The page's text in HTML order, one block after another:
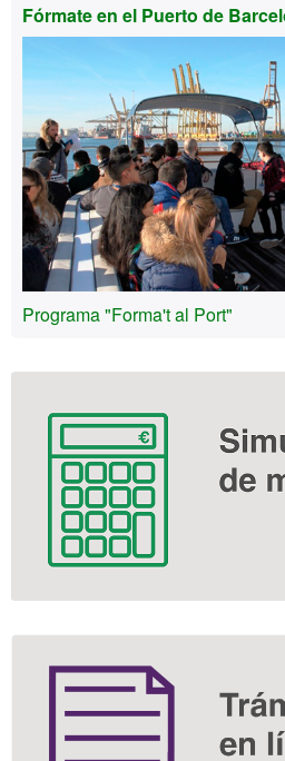
Fórmate en el Puerto de
Programa "Forma't al Port"